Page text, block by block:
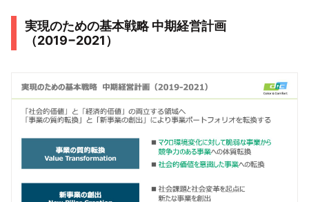
実現のための基本戦略 中期経営計画
（2019−2021）